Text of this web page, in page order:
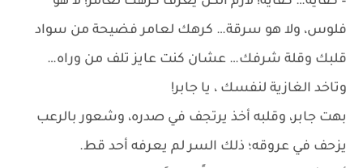
فلوس، ولا هو سرقة… كرهك لعامر فضيحة من سواد
قلبك وقلة شرفك… عشان كنت عايز تلف من وراه…
وتاخد الغازية لنفسك ، يا جابر!
بهت جابر، وقلبه أخذ يرتجف في صدره، وشعور بالرعب
يزحف في عروقه؛ ذلك السر لم يعرفه أحد قط.